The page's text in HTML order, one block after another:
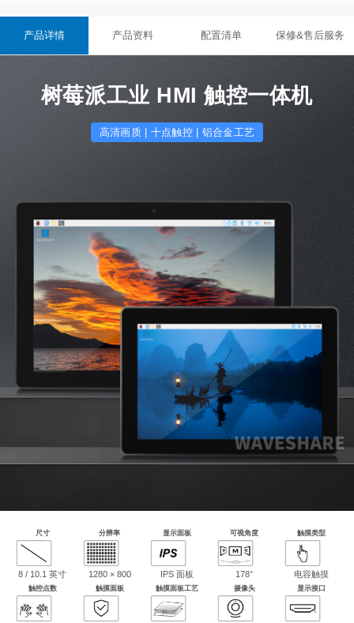
产品详情 产品资料 配置清单 保修&售后服务
树莓派工业 HMI 触控一体机
高清画质 | 十点触控 | 铝合金工艺
尺寸
8 / 10.1 英寸
分辨率
1280 × 800
显示面板
IPS 面板
可视角度
178°
触摸类型
电容触摸
触控点数 触摸面板 触摸面板工艺 摄像头 显示接口